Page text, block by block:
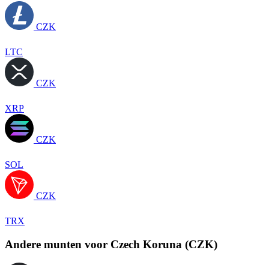
CZK
LTC
CZK
XRP
CZK
SOL
CZK
TRX
Andere munten voor Czech Koruna (CZK)